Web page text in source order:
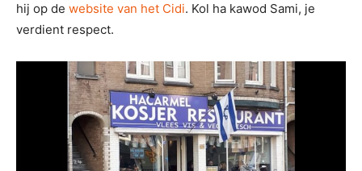
hij op de website van het Cidi. Kol ha kawod Sami, je
verdient respect.